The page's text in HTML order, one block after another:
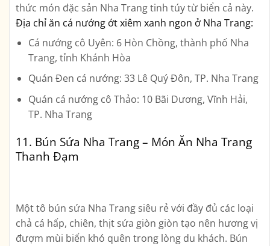
thức món đặc sản Nha Trang tinh túy từ biển cả này.
Địa chỉ ăn cá nướng ớt xiêm xanh ngon ở Nha Trang:
Cá nướng cô Uyên: 6 Hòn Chồng, thành phố Nha
Trang, tỉnh Khánh Hòa
Quán Đen cá nướng: 33 Lê Quý Đôn, TP. Nha Trang
Quán cá nướng cô Thảo: 10 Bãi Dương, Vĩnh Hải,
TP. Nha Trang
11. Bún Sứa Nha Trang – Món Ăn Nha Trang
Thanh Đạm
Một tô bún sứa Nha Trang siêu rẻ với đầy đủ các loại
chả cá hấp, chiên, thịt sứa giòn giòn tạo nên hương vị
đượm mùi biển khó quên trong lòng du khách. Bún